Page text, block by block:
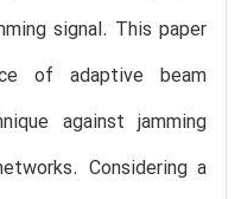
signal. This paper
of adaptive beam
against jamming
Considering a